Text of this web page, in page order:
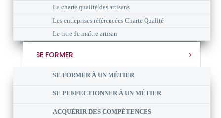
La charte qualité des artisans
Les entreprises référencées Charte Qualité
Le titre de maître artisan
SE FORMER
SE FORMER À UN MÉTIER
SE PERFECTIONNER À UN MÉTIER
ACQUÉRIR DES COMPÉTENCES